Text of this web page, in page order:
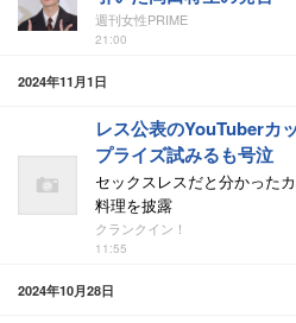
週刊女性PRIME
21:00
2024年11月1日
レス公表のYouTuberカ
プライズ試みるも号泣
セックスレスだと分かった
料理を披露
クランクイン！
11:55
2024年10月28日